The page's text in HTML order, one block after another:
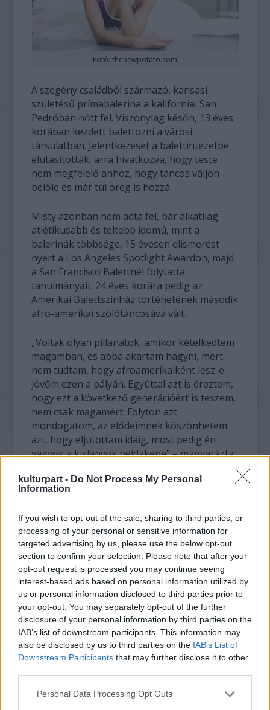
kulturpart - Do Not Process My Personal
Information
If you wish to opt-out of the sale, sharing to third parties, or
processing of your personal or sensitive information for
targeted advertising by us, please use the below opt-out
section to confirm your selection. Please note that after your
opt-out request is processed you may continue seeing
interest-based ads based on personal information utilized by
us or personal information disclosed to third parties prior to
your opt-out. You may separately opt-out of the further
disclosure of your personal information by third parties on the
IAB’s list of downstream participants. This information may
also be disclosed by us to third parties on the IAB’s List of
Downstream Participants that may further disclose it to other
Please note that this website/app uses one or more Google
Personal Data Processing Opt Outs
Fotó: thenewpotato.com
A szegény családból származó, kansasi
születésű prímabalerina a kaliforniai San
Pedróban nőtt fel. Viszonylag későn, 13 éves
korában kezdett balettozni a városi
társulatban. Jelentkezését a balettintézetbe
elutasították, arra hivatkozva, hogy teste
nem megfelelő ahhoz, hogy táncos váljon
belőle és már túl öreg is hozzá.
Misty azonban nem adta fel, bár alkatilag
atlétikusabb és teltebb idomú, mint a
balerinák többsége, 15 évesen elismerést
nyert a Los Angeles Spotlight Awardon, majd
a San Francisco Balettnél folytatta
tanulmányait. 24 éves korára pedig az
Amerikai Balettszínház történetének második
afro-amerikai szólótáncosává vált.
„Voltak olyan pillanatok, amikor kételkedtem
magamban, és abba akartam hagyni, mert
nem tudtam, hogy afroamerikaiként lesz-e
jövőm ezen a pályán. Egyúttal azt is éreztem,
hogy ezt a következő generációért is teszem,
nem csak magamért. Folyton azt
mondogatom, az elődeimnek köszönhetem
azt, hogy eljutottam idáig, most pedig én
vagyok a kislányok példaképe” – magyarázta